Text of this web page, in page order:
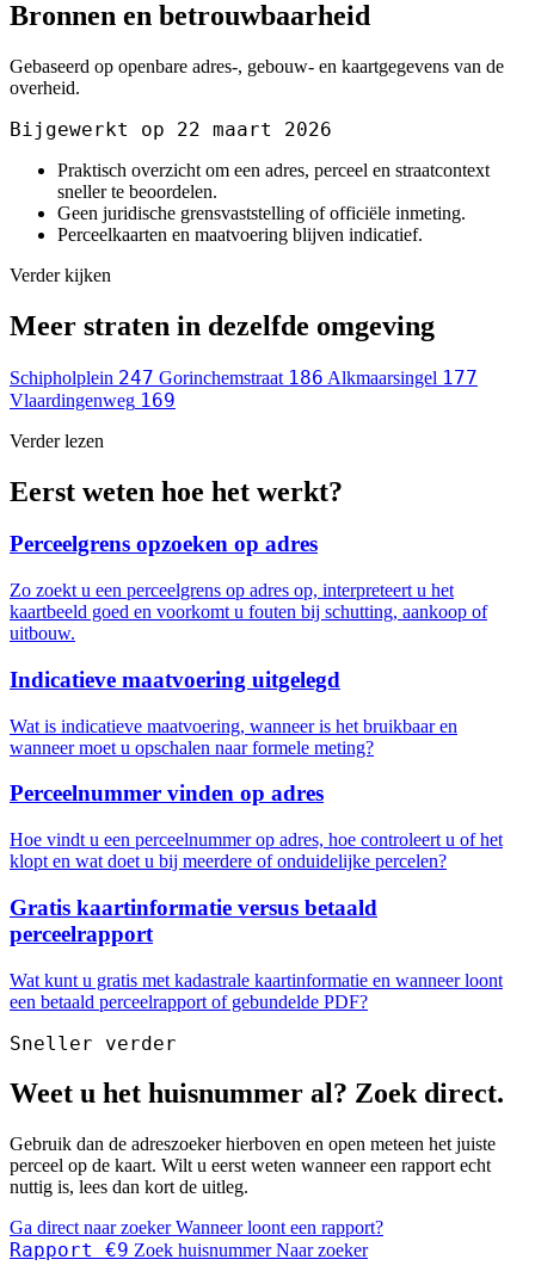
Bronnen en betrouwbaarheid
Gebaseerd op openbare adres-, gebouw- en kaartgegevens van de
overheid.
Bijgewerkt op 22 maart 2026
Praktisch overzicht om een adres, perceel en straatcontext
sneller te beoordelen.
Geen juridische grensvaststelling of officiële inmeting.
Perceelkaarten en maatvoering blijven indicatief.
Verder kijken
Meer straten in dezelfde omgeving
Schipholplein 247 Gorinchemstraat 186 Alkmaarsingel 177
Vlaardingenweg 169
Verder lezen
Eerst weten hoe het werkt?
Perceelgrens opzoeken op adres
Zo zoekt u een perceelgrens op adres op, interpreteert u het
kaartbeeld goed en voorkomt u fouten bij schutting, aankoop of
uitbouw.
Indicatieve maatvoering uitgelegd
Wat is indicatieve maatvoering, wanneer is het bruikbaar en
wanneer moet u opschalen naar formele meting?
Perceelnummer vinden op adres
Hoe vindt u een perceelnummer op adres, hoe controleert u of het
klopt en wat doet u bij meerdere of onduidelijke percelen?
Gratis kaartinformatie versus betaald
perceelrapport
Wat kunt u gratis met kadastrale kaartinformatie en wanneer loont
een betaald perceelrapport of gebundelde PDF?
Sneller verder
Weet u het huisnummer al? Zoek direct.
Gebruik dan de adreszoeker hierboven en open meteen het juiste
perceel op de kaart. Wilt u eerst weten wanneer een rapport echt
nuttig is, lees dan kort de uitleg.
Ga direct naar zoekerWanneer loont een rapport?
Rapport €9 Zoek huisnummer Naar zoeker